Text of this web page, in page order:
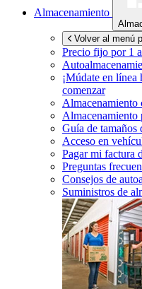
Almacenamiento
Volver al menú
Precio fijo por 1
¡Múdate en línea
comenzar
Almacenamiento
Almacenamiento
Guía de tamaños
Acceso en
Pagar mi factura
Preguntas
Consejos de
Suministros de